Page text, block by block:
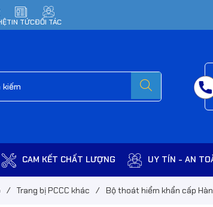
TIN TỨCĐỐI TÁC
CAM KẾT CHẤT LƯỢNG UY TÍN - AN
/ Trang bị PCCC khác / Bộ thoát hiểm khẩn cấp